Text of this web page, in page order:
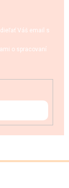
Váš email s
o spracovaní